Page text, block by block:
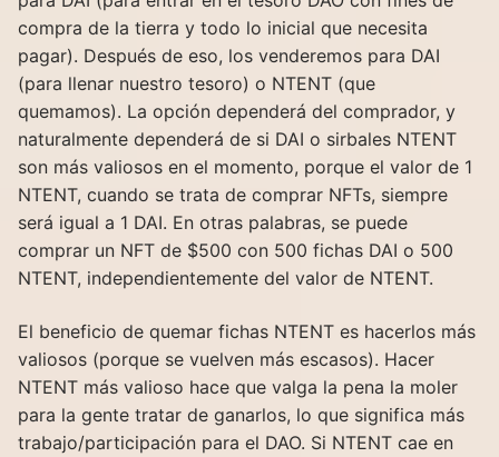
compra de la tierra y todo lo inicial que necesita
pagar). Después de eso, los venderemos para DAI
(para llenar nuestro tesoro) o NTENT (que
quemamos). La opción dependerá del comprador, y
naturalmente dependerá de si DAI o sirbales NTENT
son más valiosos en el momento, porque el valor de 1
NTENT, cuando se trata de comprar NFTs, siempre
será igual a 1 DAI. En otras palabras, se puede
comprar un NFT de $500 con 500 fichas DAI o 500
NTENT, independientemente del valor de NTENT.
El beneficio de quemar fichas NTENT es hacerlos más
valiosos (porque se vuelven más escasos). Hacer
NTENT más valioso hace que valga la pena la moler
para la gente tratar de ganarlos, lo que significa más
trabajo/participación para el DAO. Si NTENT cae en